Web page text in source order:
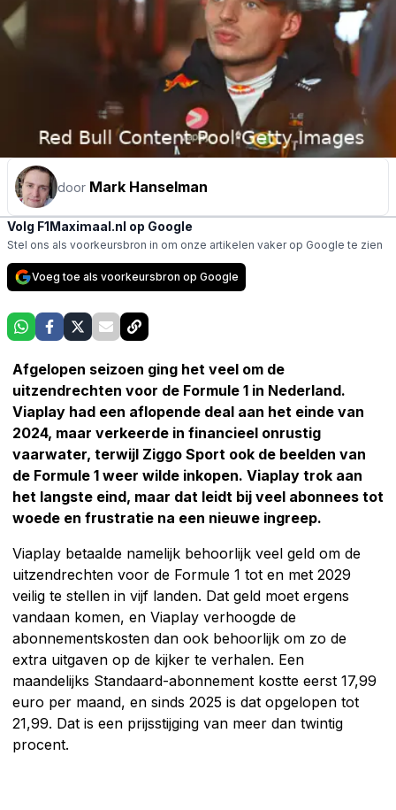
door Mark Hanselman
Volg F1Maximaal.nl op Google
Stel ons als voorkeursbron in om onze artikelen vaker op Google te zien
Voeg toe als voorkeursbron op Google
Afgelopen seizoen ging het veel om de
uitzendrechten voor de Formule 1 in Nederland.
Viaplay had een aflopende deal aan het einde van
2024, maar verkeerde in financieel onrustig
vaarwater, terwijl Ziggo Sport ook de beelden van
de Formule 1 weer wilde inkopen. Viaplay trok aan
het langste eind, maar dat leidt bij veel abonnees tot
woede en frustratie na een nieuwe ingreep.
Viaplay betaalde namelijk behoorlijk veel geld om de
uitzendrechten voor de Formule 1 tot en met 2029
veilig te stellen in vijf landen. Dat geld moet ergens
vandaan komen, en Viaplay verhoogde de
abonnementskosten dan ook behoorlijk om zo de
extra uitgaven op de kijker te verhalen. Een
maandelijks Standaard-abonnement kostte eerst 17,99
euro per maand, en sinds 2025 is dat opgelopen tot
21,99. Dat is een prijsstijging van meer dan twintig
procent.